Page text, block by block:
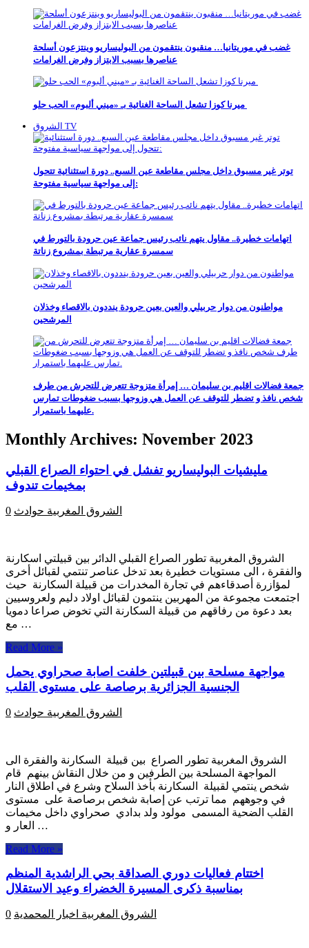
غضب في موريتانيا… منقبون ينتقمون من البوليساريو وينتزعون أسلحة
عناصرها بسبب الابتزاز وفرض الغرامات
الشروق TV
توتر غير مسبوق داخل مجلس مقاطعة عين السبع.. دورة استثنائية تتحول
إلى مواجهة سياسية مفتوحة:
اتهامات خطيرة.. مقاول يتهم نائب رئيس جماعة عين حرودة بالتورط في
سمسرة عقارية مرتبطة بمشروع زناتة
مواطنون من دوار حربيلي والعين بعين حرودة ينددون بالاقصاء وخذلان
المرشحين
جمعة فضالات اقليم بن سليمان … إمرأة متزوجة تتعرض للتحرش من طرف
شخص نافذ و تضطر للتوقف عن العمل هي وزوجها بسبب ضغوطات تمارس
عليهما باستمرار.
Monthly Archives: November 2023
مليشيات البوليساريو تفشل في احتواء الصراع القبلي
بمخيمات تندوف
الشروق المغربية حوادث 0
الشروق المغربية تطور الصراع القبلي الدائر بين قبيلتي اسكارنة
والفقرة ، الى مستويات خطيرة بعد تدخل عناصر تنتمي لقبائل أخرى
لمؤازرة أصدقاءهم في تجارة المخدرات من قبيلة السكارنة حيث
اجتمعت مجموعة من المهربين ينتمون لقبائل اولاد دليم ولعروسيين
بعد دعوة من رفاقهم من قبيلة السكارنة التي تخوض صراعا دمويا
مع …
Read More »
مواجهة مسلحة بين قبيلتين خلفت اصابة صحراوي يحمل
الجنسية الجزائرية برصاصة على مستوى القلب
الشروق المغربية حوادث 0
الشروق المغربية تطور الصراع بين قبيلة السكارنة والفقرة الى
المواجهة المسلحة بين الطرفين و من خلال النقاش بينهم قام
شخص ينتمي لقبيلة السكارنة بأخذ السلاح وشرع في اطلاق النار
في وجوههم مما ترتب عن إصابة شخص برصاصة على مستوى
القلب الضحية المسمى مولود ولد بدادي صحراوي داخل مخيمات
العار و …
Read More »
اختتام فعاليات دوري الصداقة بحي الراشدية المنظم
بمناسبة ذكرى المسيرة الخضراء وعيد الاستقلال
الشروق المغربية اخبار المحمدية 0